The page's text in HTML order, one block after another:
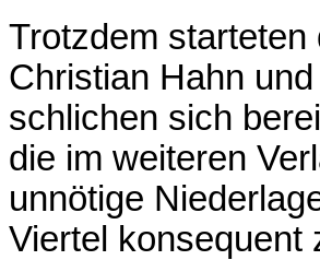
Trotzdem starteten
Christian Hahn
schlichen sich
die im weiteren
unnötige
Viertel konsequent